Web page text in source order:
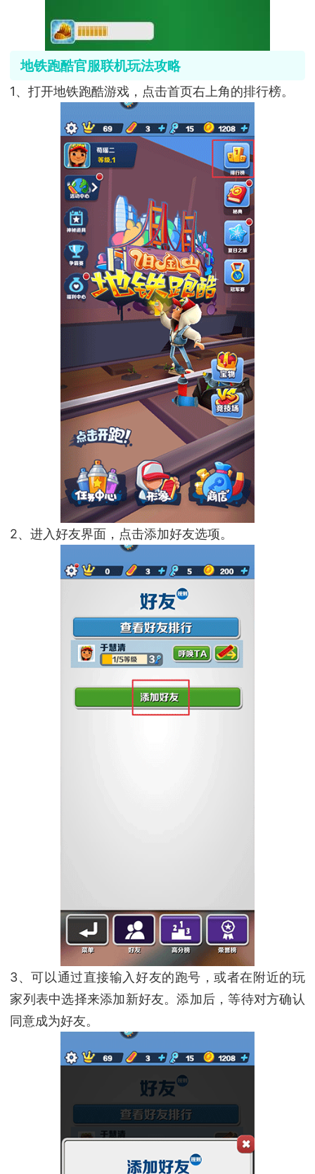
地铁跑酷官服联机玩法攻略
1、打开地铁跑酷游戏，点击首页右上角的排行榜。
2、进入好友界面，点击添加好友选项。
3、可以通过直接输入好友的跑号，或者在附近的玩
家列表中选择来添加新好友。添加后，等待对方确认
同意成为好友。